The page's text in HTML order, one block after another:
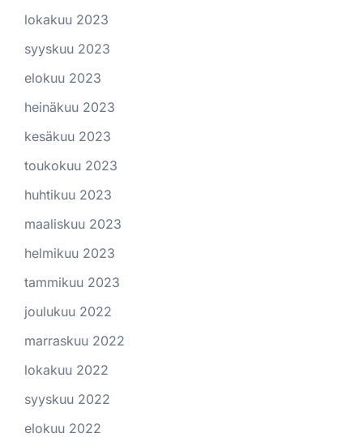
lokakuu 2023
syyskuu 2023
elokuu 2023
heinäkuu 2023
kesäkuu 2023
toukokuu 2023
huhtikuu 2023
maaliskuu 2023
helmikuu 2023
tammikuu 2023
joulukuu 2022
marraskuu 2022
lokakuu 2022
syyskuu 2022
elokuu 2022